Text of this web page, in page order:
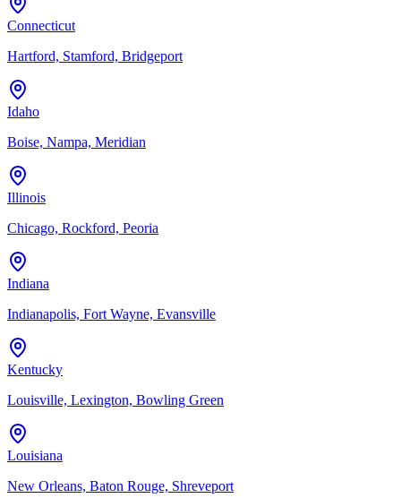
Connecticut
Hartford, Stamford, Bridgeport
Idaho
Boise, Nampa, Meridian
Illinois
Chicago, Rockford, Peoria
Indiana
Indianapolis, Fort Wayne, Evansville
Kentucky
Louisville, Lexington, Bowling Green
Louisiana
New Orleans, Baton Rouge, Shreveport